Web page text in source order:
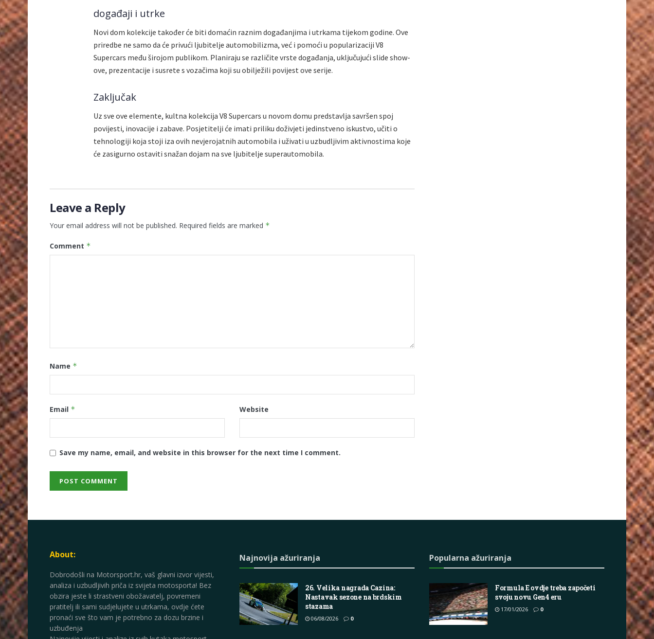
događaji i utrke
Novi dom kolekcije također će biti domaćin raznim događanjima i utrkama tijekom godine. Ove
priredbe ne samo da će privući ljubitelje automobilizma, već i pomoći u popularizaciji V8
Supercars među širojom publikom. Planiraju se različite vrste događanja, uključujući slide show-
ove, prezentacije i susrete s vozačima koji su obilježili povijest ove serije.
Zaključak
Uz sve ove elemente, kultna kolekcija V8 Supercars u novom domu predstavlja savršen spoj
povijesti, inovacije i zabave. Posjetitelji će imati priliku doživjeti jedinstveno iskustvo, učiti o
tehnologiji koja stoji iza ovih nevjerojatnih automobila i uživati u uzbudljivim aktivnostima koje
će zasigurno ostaviti snažan dojam na sve ljubitelje superautomobila.
Leave a Reply
Your email address will not be published. Required fields are marked *
Comment *
Name *
Email * Website
Save my name, email, and website in this browser for the next time I comment.
About:
Dobrodošli na Motorsport.hr, vaš glavni izvor vijesti,
analiza i uzbudljivih priča iz svijeta motosporta! Bez
obzira jeste li strastveni obožavatelj, povremeni
pratitelj ili sami sudjelujete u utrkama, ovdje ćete
pronaći sve što vam je potrebno za dozu brzine i
uzbuđenja
Najnovija ažuriranja
26. Velika nagrada Cazina:
Nastavak sezone na brdskim
stazama
06/08/2026 0
Popularna ažuriranja
Formula E ovdje treba započeti
svoju novu Gen4 eru
17/01/2026 0